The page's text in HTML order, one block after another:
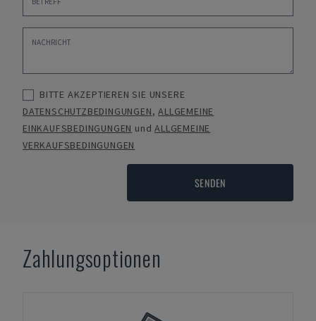
BITTE AKZEPTIEREN SIE UNSERE
DATENSCHUTZBEDINGUNGEN,ALLGEMEINE
EINKAUFSBEDINGUNGEN undALLGEMEINE
VERKAUFSBEDINGUNGEN
SENDEN
Zahlungsoptionen